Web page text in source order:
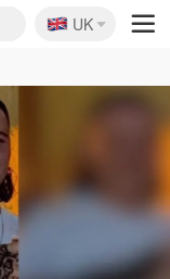
🇬🇧
UK